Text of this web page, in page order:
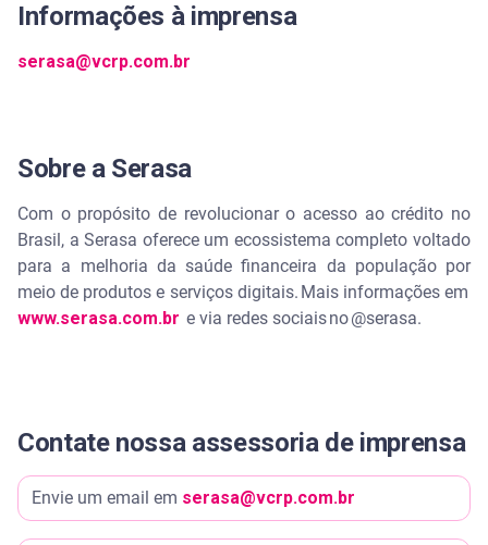
Informações à imprensa
serasa@vcrp.com.br
Sobre a Serasa
Com o propósito de revolucionar o acesso ao crédito no
Brasil, a Serasa oferece um ecossistema completo voltado
para a melhoria da saúde financeira da população por
meio de produtos e serviços digitais. Mais informações em
www.serasa.com.br e via redes sociais no @serasa.
Contate nossa assessoria de imprensa
Envie um email em serasa@vcrp.com.br